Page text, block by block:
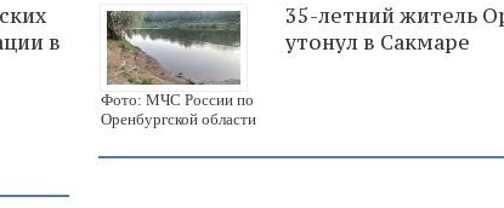
в
Фото: МЧС России по
Оренбургской области
35-летний житель
утонул в Сакмаре